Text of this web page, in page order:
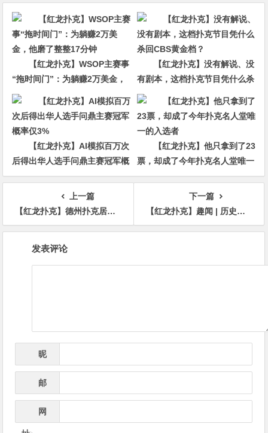
【红龙扑克】WSOP主赛事
“拖时间门”：为躺赚2万美金，
他磨了整整17分钟
【红龙扑克】没有解说、没
有剧本，这档扑克节目凭什么杀
回CBS黄金档？
【红龙扑克】AI模拟百万次
后得出华人选手问鼎主赛冠军概
率仅3%
【红龙扑克】他只拿到了23
票，却成了今年扑克名人堂唯一
的入选者
上一篇
【红龙扑克】德州扑克居然在《披荆斩棘的哥哥》帮了王栎鑫大忙！
下一篇
【红龙扑克】趣闻 | 历史上第二大扑克Bad Beat大奖诞生，奖金高达180万美元
发表评论
昵
邮
网